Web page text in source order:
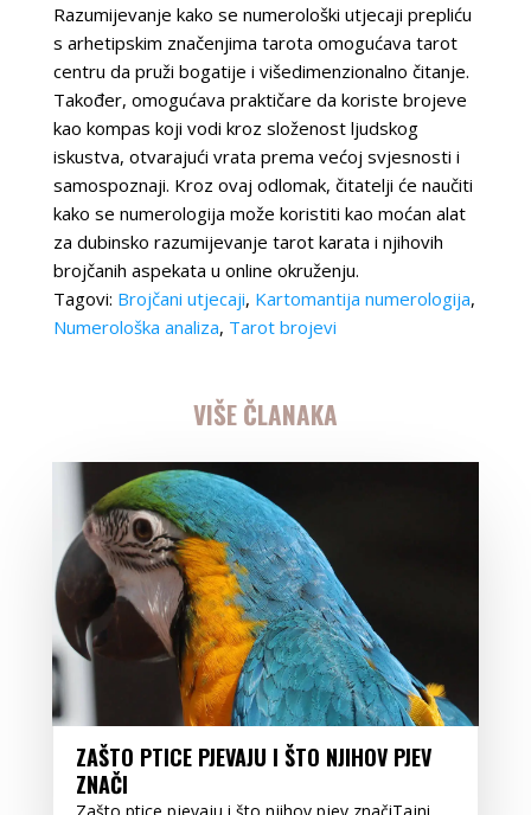
Razumijevanje kako se numerološki utjecaji prepliću
s arhetipskim značenjima tarota omogućava tarot
centru da pruži bogatije i višedimenzionalno čitanje.
Također, omogućava praktičare da koriste brojeve
kao kompas koji vodi kroz složenost ljudskog
iskustva, otvarajući vrata prema većoj svjesnosti i
samospoznaji. Kroz ovaj odlomak, čitatelji će naučiti
kako se numerologija može koristiti kao moćan alat
za dubinsko razumijevanje tarot karata i njihovih
brojčanih aspekata u online okruženju.
Tagovi: Brojčani utjecaji, Kartomantija numerologija,
Numerološka analiza, Tarot brojevi
VIŠE ČLANAKA
ZAŠTO PTICE PJEVAJU I ŠTO NJIHOV PJEV
ZNAČI